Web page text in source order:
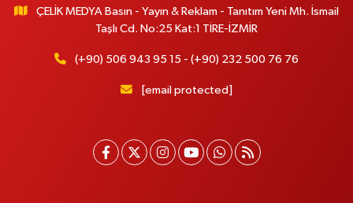
ÇELİK MEDYA Basın - Yayın & Reklam - Tanıtım Yeni Mh. İsmail
Taşlı Cd. No:25 Kat:1 TİRE-İZMİR
(+90) 506 943 95 15 - (+90) 232 500 76 76
[email protected]